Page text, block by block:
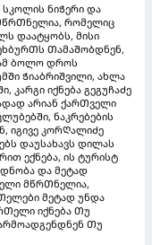
ნიᲭერი და
რომელიც
დაატყობს, მისი
ᲗამაᲨობდნენ,
ბოლო დროს
ᲭიაბრიᲨვილი, ახლა
კარგი იქნება გეგუᲩაᲫე
არიან ქარᲗველი
ნაკრებების
იგივე კორᲦალიᲫე
დაუსახავს დილას
ექნება, ის ტურისტ
და მეტად
მწრᲗნელია,
მეტად უნდა
იქნება Თუ
Თუ